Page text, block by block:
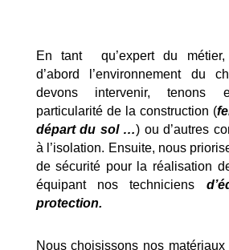
En tant qu’expert du métier,
d’abord l’environnement du
devons intervenir, tenons
particularité de la construction (
départ du sol …) ou d’autres
à l’isolation. Ensuite, nous
de sécurité pour la réalisation
équipant nos techniciens
protection.
Nous choisissons nos matériaux